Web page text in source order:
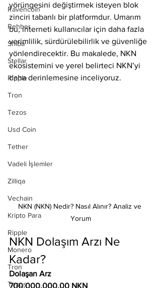
Ravencoin
Rehber
Shiba
Stellar
Ripple
Tron
Tezos
Usd Coin
Tether
Vadeli İşlemler
Zilliqa
Vechain
Kripto Para
Ripple
Monero
Tron
Tezos
yörüngesini değiştirmek isteyen blok
zinciri tabanlı bir platformdur. Umarım
bu, interneti kullanıcılar için daha fazla
verimlilik, sürdürülebilirlik ve güvenliğe
yönlendirecektir. Bu makalede, NKN
ekosistemini ve yerel belirteci NKN’yi
daha derinlemesine inceliyoruz.
NKN (NKN) Nedir? Nasıl Alınır? Analiz ve
Yorum
NKN Dolaşım Arzı Ne
Kadar?
Dolaşan Arz
700,000,000.00 NKN